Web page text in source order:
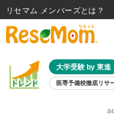
大学受験 by 東進
医専予備校徹底リサ
8月開
リセマム メンバーズ